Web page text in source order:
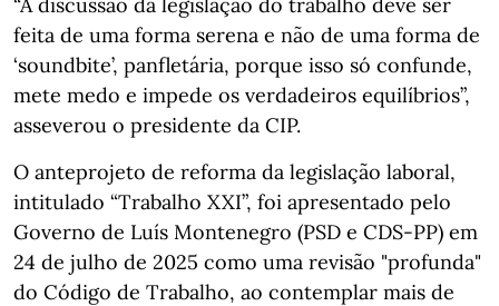
feita de uma forma serena e não de uma forma de
‘soundbite’, panfletária, porque isso só confunde,
mete medo e impede os verdadeiros equilíbrios”,
asseverou o presidente da CIP.
O anteprojeto de reforma da legislação laboral,
intitulado “Trabalho XXI”, foi apresentado pelo
Governo de Luís Montenegro (PSD e CDS-PP) em
24 de julho de 2025 como uma revisão "profunda"
do Código de Trabalho, ao contemplar mais de